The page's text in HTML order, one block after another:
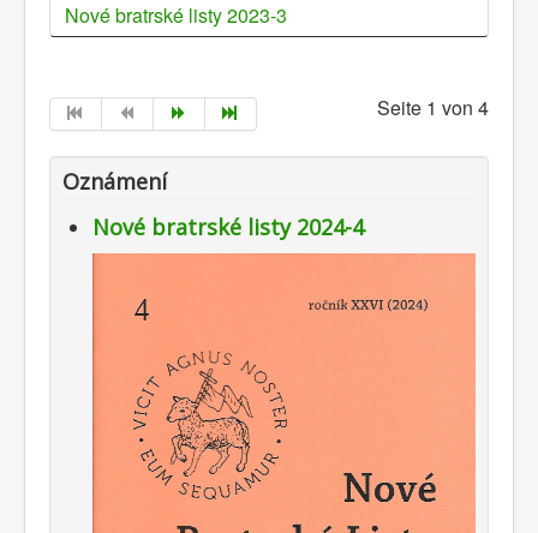
Nové bratrské listy 2023-3
Seite 1 von 4
Oznámení
Nové bratrské listy 2024-4